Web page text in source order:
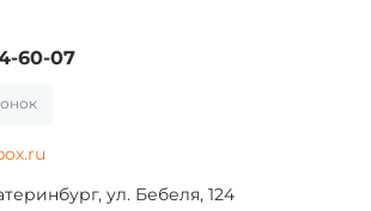
60-07
ул. Бебеля, 124